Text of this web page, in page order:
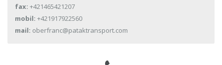
fax: +421465421207
mobil: +421917922560
mail: oberfranc@pataktransport.com